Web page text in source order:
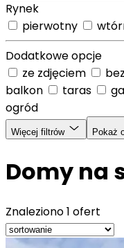
Rynek
pierwotny
Dodatkowe opcje
ze zdjęciem
balkon
taras
ogród
Więcej filtrów Pokaż
Domy na
Znaleziono1 ofert